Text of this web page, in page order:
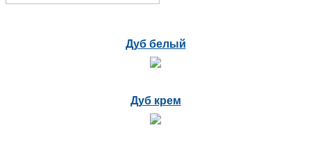
Дуб белый
Дуб крем